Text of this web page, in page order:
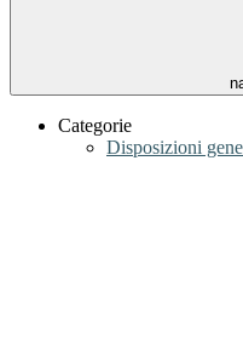
Categorie
Disposizioni